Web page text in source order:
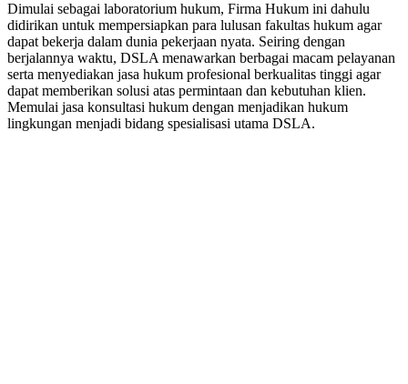
Dimulai sebagai laboratorium hukum, Firma Hukum ini dahulu
didirikan untuk mempersiapkan para lulusan fakultas hukum agar
dapat bekerja dalam dunia pekerjaan nyata. Seiring dengan
berjalannya waktu, DSLA menawarkan berbagai macam pelayanan
serta menyediakan jasa hukum profesional berkualitas tinggi agar
dapat memberikan solusi atas permintaan dan kebutuhan klien.
Memulai jasa konsultasi hukum dengan menjadikan hukum
lingkungan menjadi bidang spesialisasi utama DSLA.